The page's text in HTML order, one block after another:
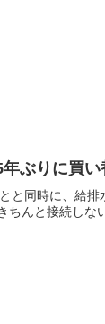
ぶりに買い
と同時に、給
ちんと接続し